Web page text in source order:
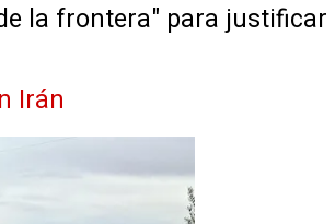
la frontera" para justificar
Irán